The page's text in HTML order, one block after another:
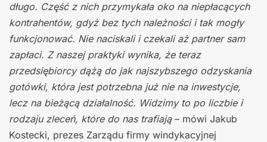
długo. Część z nich przymykała oko na niepłacących
kontrahentów, gdyż bez tych należności i tak mogły
funkcjonować. Nie naciskali i czekali aż partner sam
zapłaci. Z naszej praktyki wynika, że teraz
przedsiębiorcy dążą do jak najszybszego odzyskania
gotówki, która jest potrzebna już nie na inwestycje,
lecz na bieżącą działalność. Widzimy to po liczbie i
rodzaju zleceń, które do nas trafiają– mówi Jakub
Kostecki, prezes Zarządu firmy windykacyjnej